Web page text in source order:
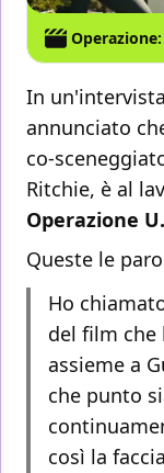
Operazione:
In
annunciato
co-
Ritchie, è al
Operazione
Queste le
Ho
del film che
assieme a
che punto
così la